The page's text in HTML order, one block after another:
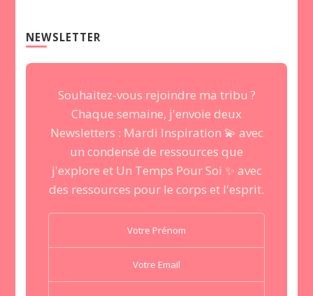
NEWSLETTER
Souhaitez-vous rejoindre ma tribu ?
Chaque semaine, j'envoie deux
Newsletters : Mardi Inspiration 💫 avec
un condensé de ressources que
j'explore et Un Temps Pour Soi ✨ avec
des ressources pour le corps et l'esprit.